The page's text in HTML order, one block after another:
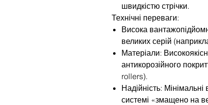
швидкістю стрічки.
Технічні переваги:
Висока
великих серій
Матеріали:
антикорозійного
rollers).
Надійність:
системі «змащено на